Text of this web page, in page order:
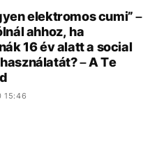
elektromos cumi” –
ahhoz, ha
16 év alatt a social
– A Te
15:46